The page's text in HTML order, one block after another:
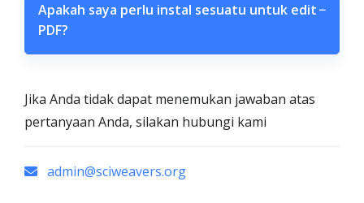
Apakah saya perlu instal sesuatu untuk edit
PDF?
−
Jika Anda tidak dapat menemukan jawaban atas
pertanyaan Anda, silakan hubungi kami
admin@sciweavers.org